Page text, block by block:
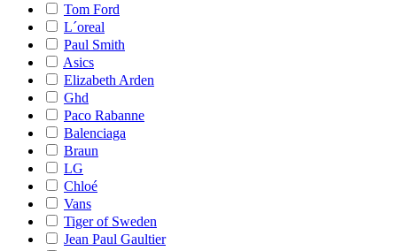
Tom Ford
L´oreal
Paul Smith
Asics
Elizabeth Arden
Ghd
Paco Rabanne
Balenciaga
Braun
LG
Chloé
Vans
Tiger of Sweden
Jean Paul Gaultier